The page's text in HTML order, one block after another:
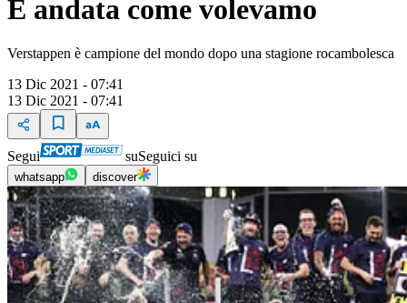
È andata come volevamo
Verstappen è campione del mondo dopo una stagione rocambolesca
13 Dic 2021 - 07:41
13 Dic 2021 - 07:41
Segui suSeguici su
whatsapp discover